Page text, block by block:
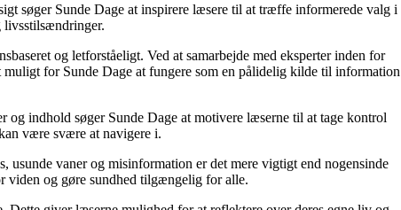
søger Sunde Dage at inspirere læsere til at træffe informerede valg i
livsstilsændringer.
og letforståeligt. Ved at samarbejde med eksperter inden for
for Sunde Dage at fungere som en pålidelig kilde til information
indhold søger Sunde Dage at motivere læserne til at tage kontrol
være svære at navigere i.
usunde vaner og misinformation er det mere vigtigt end nogensinde
viden og gøre sundhed tilgængelig for alle.